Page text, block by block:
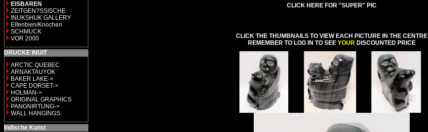
EISBAREN
ZEITGEN?SSISCHE
INUKSHUK GALLERY
Elfenbien/Knochen
SCHMUCK
VOR 2000
DRUCKE INUIT
ARCTIC QUEBEC
ARNAKTAUYOK
BAKER LAKE->
CAPE DORSET->
HOLMAN->
ORIGINAL GRAPHICS
PANGNIRTUNG->
WALL HANGINGS
Indische Kunst
CLICK HERE FOR "SUPER" PIC
CLICK THE THUMBNAILS TO VIEW EACH PICTURE IN THE CENTRE
REMEMBER TO LOG IN TO SEE YOUR DISCOUNTED PRICE